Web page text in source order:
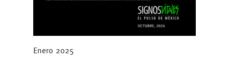
Enero 2025